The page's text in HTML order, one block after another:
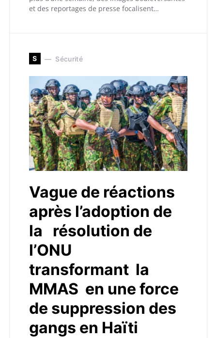
et des reportages de presse focalisent…
S Sécurité
Vague de réactions
après l’adoption de
la résolution de
l’ONU
transformant la
MMAS en une force
de suppression des
gangs en Haïti